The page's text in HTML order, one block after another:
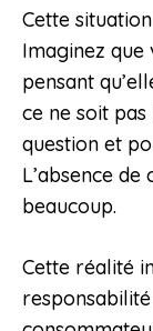
Cette
Imaginez que
pensant
ce ne soit
question et
L’absence
beaucoup.
Cette réalité